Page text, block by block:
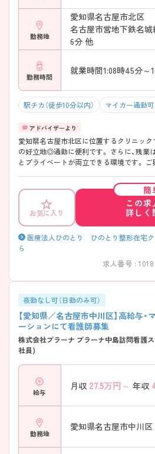
勤務地
愛知県名古屋市北区
名古屋市営地下鉄名城
6分 他
勤務時間
駅チカ（徒歩10分以内） マイカー通勤可
愛知県名古屋市北区に位置するクリニックです。 最寄り駅から
の好立地◎通勤に便利です。 さらに、残業は月5時間程度と少なく、仕事
とプライベートが両立できる環境です。 ご興味をお持ちの方には詳細の
お気に入り
簡
この求
詳しく
医療法人ひのとり ひのとり整形在宅
ら
求人番号 :
夜勤なし可（日勤のみ可）
【愛知県／名古屋市中川区】高給与
ーションにて看護師募集
株式会社プラーナ プラーナ中島訪問看護
社員)
給与
月収 27.5万円～ 年収
勤務地
愛知県名古屋市中川区